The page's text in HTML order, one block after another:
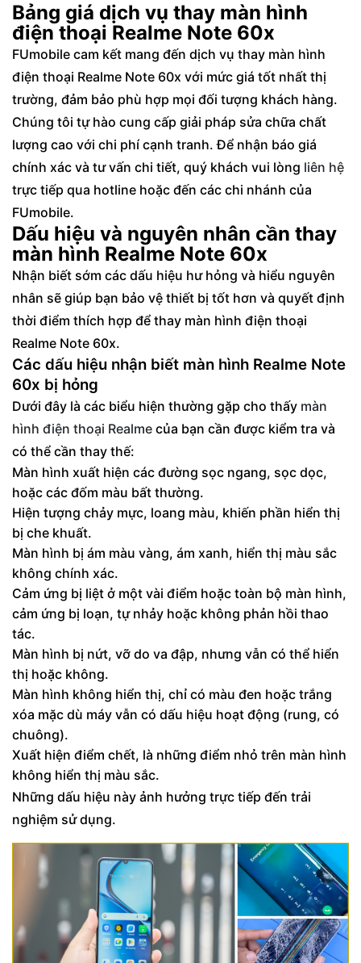
Nguyên nhân phổ biến dẫn đến hư hỏng
màn hình điện thoại
Quy trình thay màn hình điện thoại Realme
Note 60x chuyên nghiệp tại FUmobile
Các bước tiếp nhận và kiểm tra máy ban
đầu
Quy trình thực hiện thay màn hình Realme
Note 60x tiêu chuẩn
Lợi ích khi chọn dịch vụ thay màn hình điện
thoại Realme Note 60x tại FUmobile
Chất lượng linh kiện chính hãng và kỹ thuật
sửa chữa chuyên nghiệp
Chính sách bảo hành dài hạn và dịch vụ
hậu mãi tận tâm
Bảng giá dịch vụ thay màn hình
điện thoại Realme Note 60x
FUmobile cam kết mang đến dịch vụ thay màn hình
điện thoại Realme Note 60x với mức giá tốt nhất thị
trường, đảm bảo phù hợp mọi đối tượng khách hàng.
Chúng tôi tự hào cung cấp giải pháp sửa chữa chất
lượng cao với chi phí cạnh tranh. Để nhận báo giá
chính xác và tư vấn chi tiết, quý khách vui lòng liên hệ
trực tiếp qua hotline hoặc đến các chi nhánh của
FUmobile.
Dấu hiệu và nguyên nhân cần thay
màn hình Realme Note 60x
Nhận biết sớm các dấu hiệu hư hỏng và hiểu nguyên
nhân sẽ giúp bạn bảo vệ thiết bị tốt hơn và quyết định
thời điểm thích hợp để thay màn hình điện thoại
Realme Note 60x.
Các dấu hiệu nhận biết màn hình Realme Note
60x bị hỏng
Dưới đây là các biểu hiện thường gặp cho thấy màn
hình điện thoại Realme của bạn cần được kiểm tra và
có thể cần thay thế:
Màn hình xuất hiện các đường sọc ngang, sọc dọc,
hoặc các đốm màu bất thường.
Hiện tượng chảy mực, loang màu, khiến phần hiển thị
bị che khuất.
Màn hình bị ám màu vàng, ám xanh, hiển thị màu sắc
không chính xác.
Cảm ứng bị liệt ở một vài điểm hoặc toàn bộ màn hình,
cảm ứng bị loạn, tự nhảy hoặc không phản hồi thao
tác.
Màn hình bị nứt, vỡ do va đập, nhưng vẫn có thể hiển
thị hoặc không.
Màn hình không hiển thị, chỉ có màu đen hoặc trắng
xóa mặc dù máy vẫn có dấu hiệu hoạt động (rung, có
chuông).
Xuất hiện điểm chết, là những điểm nhỏ trên màn hình
không hiển thị màu sắc.
Những dấu hiệu này ảnh hưởng trực tiếp đến trải
nghiệm sử dụng.